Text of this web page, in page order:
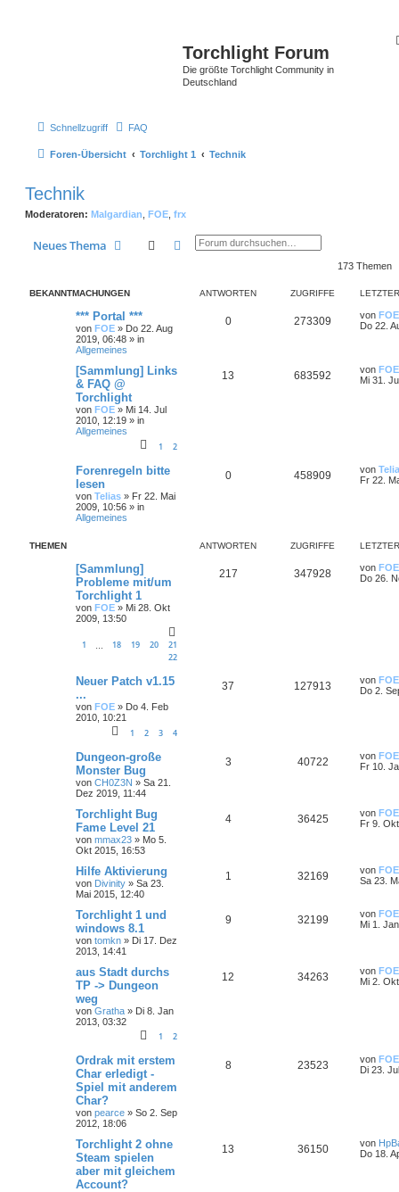
Torchlight Forum
Die größte Torchlight Community in
Deutschland
Schnellzugriff FAQ
Foren-Übersicht Torchlight 1 Technik
Technik
Moderatoren: Malgardian FOE frx
Neues Thema Suche Erweiterte Suche
173 Themen
BEKANNTMACHUNGEN ANTWORTEN ZUGRIFFE
*** Portal ***
von FOE » Do 22. Aug
2019, 06:48 » in
Allgemeines
0 273309 von FOE
Do 22.
[Sammlung] Links
& FAQ @
Torchlight
von FOE » Mi 14. Jul
2010, 12:19 » in
Allgemeines
1 2
13 683592 von FOE
Mi 31.
Forenregeln bitte
lesen
von Telias » Fr 22. Mai
2009, 10:56 » in
Allgemeines
0 458909 von
Fr 22.
THEMEN ANTWORTEN ZUGRIFFE
[Sammlung]
Probleme mit/um
Torchlight 1
von FOE » Mi 28. Okt
2009, 13:50
1 18 19 20
21
22
217 347928 von FOE
Do 26.
Neuer Patch v1.15
...
von FOE » Do 4. Feb
2010, 10:21
1 2 3 4
37 127913 von FOE
Do 2.
Dungeon-große
Monster Bug
von CH0Z3N » Sa 21.
Dez 2019, 11:44
3 40722 von FOE
Fr 10.
Torchlight Bug
Fame Level 21
von mmax23 » Mo 5.
Okt 2015, 16:53
4 36425 von FOE
Fr 9.
Hilfe Aktivierung
von Divinity » Sa 23.
Mai 2015, 12:40
1 32169 von FOE
Sa 23.
Torchlight 1 und
windows 8.1
von tomkn » Di 17. Dez
2013, 14:41
9 32199 von FOE
Mi 1.
aus Stadt durchs
TP -> Dungeon
weg
von Gratha » Di 8. Jan
2013, 03:32
1 2
12 34263 von FOE
Mi 2.
Ordrak mit erstem
Char erledigt -
Spiel mit anderem
Char?
von pearce » So 2. Sep
2012, 18:06
8 23523 von FOE
Di 23.
Torchlight 2 ohne
Steam spielen
aber mit gleichem
Account?
13 36150 von
Do 18.